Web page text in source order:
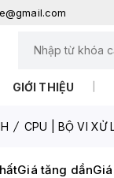
GIỚI THIỆU
CPU | BỘ VI XỬ
Giá tăng dần